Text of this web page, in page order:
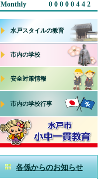
Monthly 00000442
水戸スタイルの教育
市内の学校
安全対策情報
市内の学校行事
各係からのお知らせ